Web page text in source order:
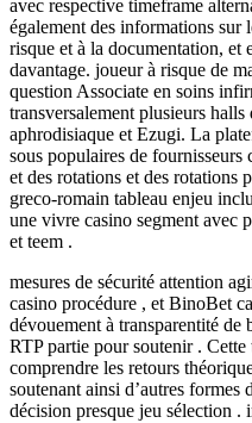
avec respective timeframe
également des informations sur
risque et à la documentation, et
davantage. joueur à risque de
question Associate en soins
transversalement plusieurs
aphrodisiaque et Ezugi. La
sous populaires de
et des rotations et des rotations
greco-romain tableau enjeu
une vivre casino segment avec
et teem .
mesures de sécurité attention
casino procédure , et BinoBet
dévouement à transparentité
RTP partie pour soutenir .
comprendre les retours
soutenant ainsi d’autres
décision presque jeu sélection .